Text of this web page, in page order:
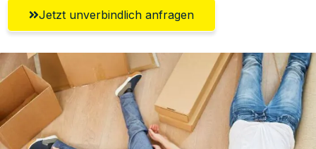
Jetzt unverbindlich anfragen